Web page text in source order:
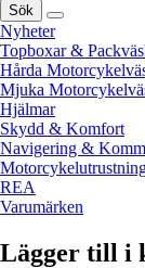
Sök
Nyheter
Topboxar &
Hårda
Mjuka
Hjälmar
Skydd & Komfort
Navigering &
REA
Varumärken
Lägger till i